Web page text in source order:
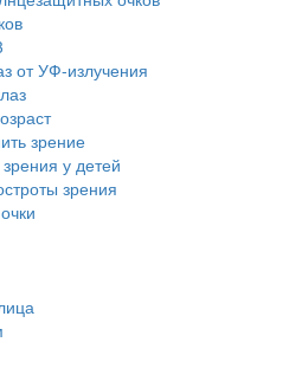
от УФ-излучения
зрение
у детей
зрения